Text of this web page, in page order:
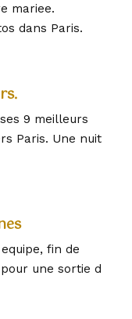
mariee.
dans Paris.
9 meilleurs
Paris. Une nuit
fin de
une sortie d